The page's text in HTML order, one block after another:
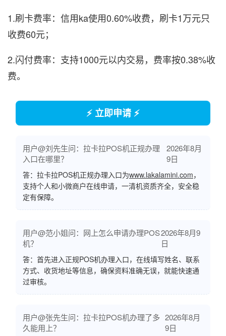
1.刷卡费率：信用ka使用0.60%收费，刷卡1万元只
收费60元；
2.闪付费率：支持1000元以内交易，费率按0.38%收
费。
⚡ 立即申请 ⚡
用户@刘先生问：拉卡拉POS机正规办理
入口在哪里？
2026年8月
9日
答：拉卡拉POS机正规办理入口为www.lakalamini.com，
支持个人和小微商户在线申请，一清机资质齐全，安全稳
定有保障。
用户@范小姐问：网上怎么申请办理POS
机？
2026年8月9
日
答：首先进入正规POS机办理入口，在线填写姓名、联系
方式、收货地址等信息，确保资料准确无误，就能快速通
过审核。
用户@张先生问：拉卡拉POS机办理了多
久能用上？
2026年8月
9日